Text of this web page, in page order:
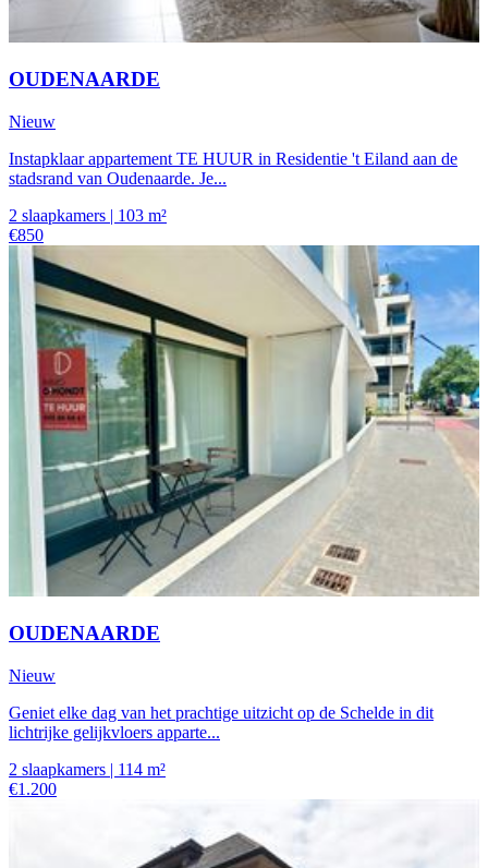
OUDENAARDE
Nieuw
Instapklaar appartement TE HUUR in Residentie 't Eiland aan de
stadsrand van Oudenaarde. Je...
2 slaapkamers | 103 m²
€850
OUDENAARDE
Nieuw
Geniet elke dag van het prachtige uitzicht op de Schelde in dit
lichtrijke gelijkvloers apparte...
2 slaapkamers | 114 m²
€1.200